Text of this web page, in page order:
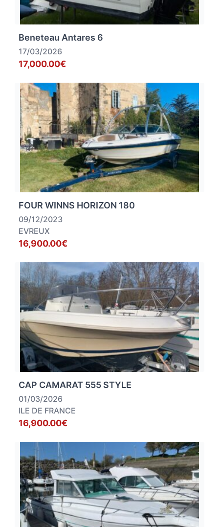
Beneteau Antares 6
17/03/2026
17,000.00€
FOUR WINNS HORIZON 180
09/12/2023
EVREUX
16,900.00€
CAP CAMARAT 555 STYLE
01/03/2026
ILE DE FRANCE
16,900.00€